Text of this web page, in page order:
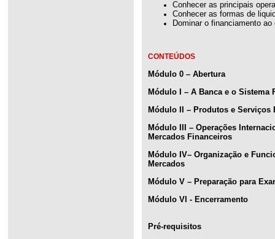
Conhecer as principais
Conhecer as formas de
Dominar o financiamento
CONTEÚDOS
Módulo 0 – Abertura
Módulo I – A Banca e o Sistema
Módulo II – Produtos e
Módulo III – Operações
Mercados Financeiros
Módulo IV– Organização e
Mercados
Módulo V – Preparação para
Módulo VI - Encerramento
Pré-requisitos